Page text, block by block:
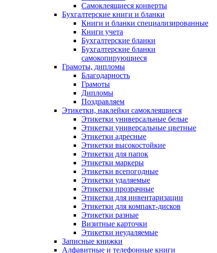
Самоклеящиеся конверты
Бухгалтерские книги и бланки
Книги и бланки специализированные
Книги учета
Бухгалтерские бланки
Бухгалтерские бланки
самокопирующиеся
Грамоты, дипломы
Благодарность
Грамоты
Дипломы
Поздравляем
Этикетки, наклейки самоклеящиеся
Этикетки универсальные белые
Этикетки универсальные цветные
Этикетки адресные
Этикетки высокостойкие
Этикетки для папок
Этикетки маркеры
Этикетки всепогодные
Этикетки удаляемые
Этикетки прозрачные
Этикетки для инвентаризации
Этикетки для компакт-дисков
Этикетки разные
Визитные карточки
Этикетки неудаляемые
Записные книжки
Алфавитные и телефонные книги